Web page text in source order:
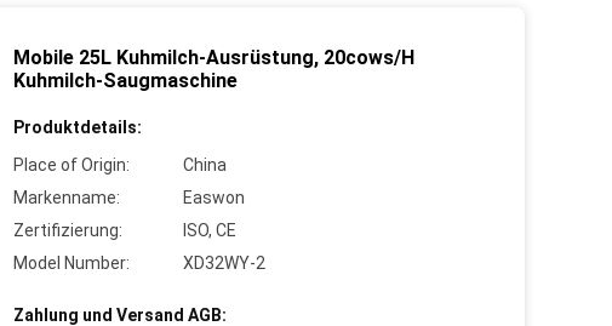
Mobile 25L Kuhmilch-Ausrüstung, 20cows/H
Kuhmilch-Saugmaschine
Produktdetails:
Place of Origin:
China
Markenname:
Easwon
Zertifizierung:
ISO, CE
Model Number:
XD32WY-2
Zahlung und Versand AGB: